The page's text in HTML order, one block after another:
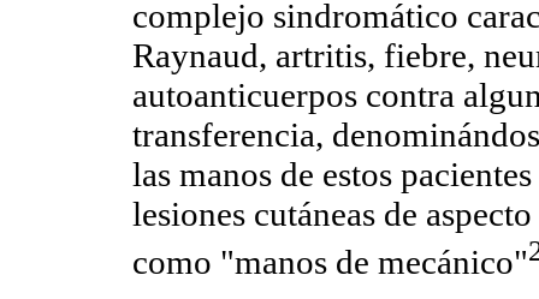
complejo sindromático
Raynaud, artritis, fiebre,
autoanticuerpos contra
transferencia,
las manos de estos
lesiones cutáneas de
como "manos de mecánico"